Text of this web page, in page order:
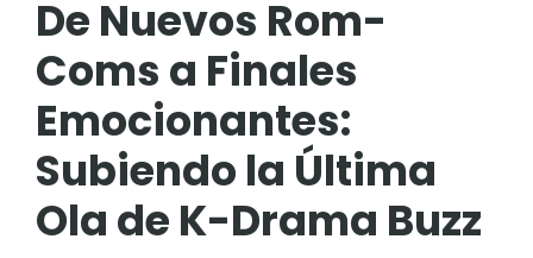
De Nuevos Rom-
Coms a Finales
Emocionantes:
Subiendo la Última
Ola de K-Drama Buzz